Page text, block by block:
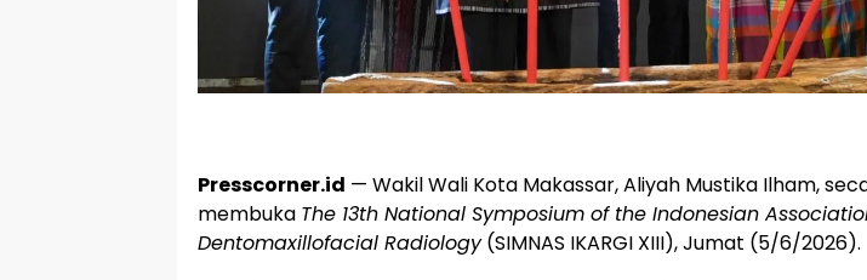
Presscorner.id — Wakil Wali Kota Makassar, Aliyah Mustika Ilham,
membuka The 13th National Symposium of the Indonesian
Dentomaxillofacial Radiology(SIMNAS IKARGI XIII), Jumat (5/6/2026).